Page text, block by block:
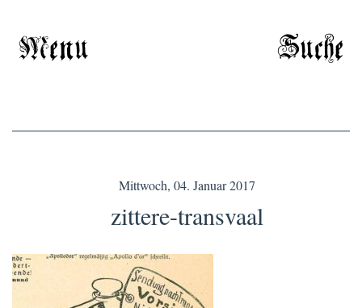
Menu Suche
Mittwoch, 04. Januar 2017
zittere-transvaal